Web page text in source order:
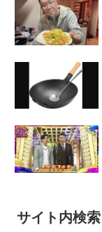
サイト内検索